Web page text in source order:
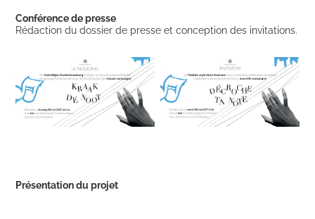
Conférence de presse
Rédaction du dossier de presse et conception des invitations.
Présentation du projet